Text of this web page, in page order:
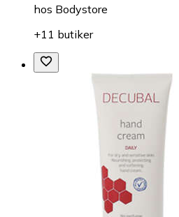
hos Bodystore
+11 butiker